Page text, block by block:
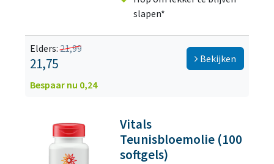
slapen*
Elders:21,99
21,75
Bespaar nu 0,24
Bekijken
Vitals
Teunisbloemolie (100
softgels)